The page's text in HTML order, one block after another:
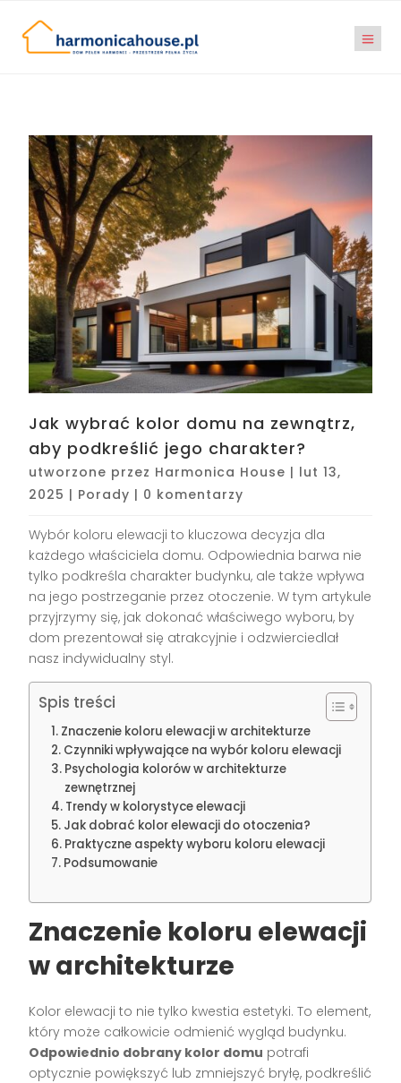
Jak wybrać kolor domu na zewnątrz,
aby podkreślić jego charakter?
utworzone przez Harmonica House | lut 13,
2025 | Porady | 0 komentarzy
Wybór koloru elewacji to kluczowa decyzja dla
każdego właściciela domu. Odpowiednia barwa nie
tylko podkreśla charakter budynku, ale także wpływa
na jego postrzeganie przez otoczenie. W tym artykule
przyjrzymy się, jak dokonać właściwego wyboru, by
dom prezentował się atrakcyjnie i odzwierciedlał
nasz indywidualny styl.
Spis treści
Znaczenie koloru elewacji w architekturze
Czynniki wpływające na wybór koloru elewacji
Psychologia kolorów w architekturze
zewnętrznej
Trendy w kolorystyce elewacji
Jak dobrać kolor elewacji do otoczenia?
Praktyczne aspekty wyboru koloru elewacji
Podsumowanie
Znaczenie koloru elewacji
w architekturze
Kolor elewacji to nie tylko kwestia estetyki. To element,
który może całkowicie odmienić wygląd budynku.
Odpowiednio dobrany kolor domu potrafi
optycznie powiększyć lub zmniejszyć bryłę, podkreślić